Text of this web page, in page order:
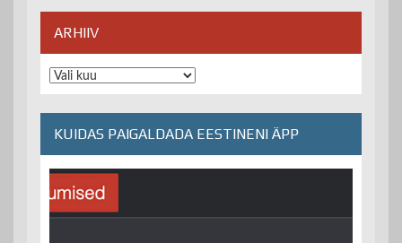
ARHIIV
Arhiiv
KUIDAS PAIGALDADA EESTINENI ÄPP